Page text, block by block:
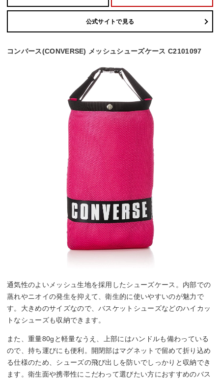
公式サイトで見る
コンバース(CONVERSE) メッシュシューズケース C2101097
通気性のよいメッシュ生地を採用したシューズケース。内部での
蒸れやニオイの発生を抑えて、衛生的に使いやすいのが魅力で
す。大きめのサイズなので、バスケットシューズなどのハイカッ
トなシューズも収納できます。
また、重量80gと軽量なうえ、上部にはハンドルも備わっている
ので、持ち運びにも便利。開閉部はマグネットで留めて折り込め
る仕様のため、シューズの飛び出しを防いでしっかりと収納でき
ます。衛生面や携帯性にこだわって選びたい方におすすめのバス